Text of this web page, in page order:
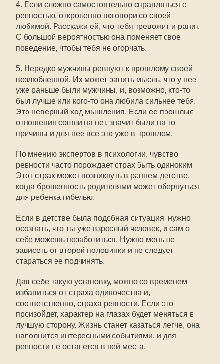
4. Если сложно самостоятельно справляться с
ревностью, откровенно поговори со своей
любимой. Расскажи ей, что тебя тревожит и ранит.
С большой вероятностью она поменяет свое
поведение, чтобы тебя не огорчать.
5. Нередко мужчины ревнуют к прошлому своей
возлюбленной. Их может ранить мысль, что у нее
уже раньше были мужчины, и, возможно, кто-то
был лучше или кого-то она любила сильнее тебя.
Это неверный ход мышления. Если ее прошлые
отношения сошли на нет, значит были на то
причины и для нее все это уже в прошлом.
По мнению экспертов в психологии, чувство
ревности часто порождает страх быть одиноким.
Этот страх может возникнуть в раннем детстве,
когда брошенность родителями может обернуться
для ребенка гибелью.
Если в детстве была подобная ситуация, нужно
осознать, что ты уже взрослый человек, и сам о
себе можешь позаботиться. Нужно меньше
зависеть от второй половинки и не следует
стараться ее подчинять.
Дав себе такую установку, можно со временем
избавиться от страха одиночества и,
соответственно, страха ревности. Если это
произойдет, характер на глазах будет меняться в
лучшую сторону. Жизнь станет казаться легче, она
наполнится интересными событиями, и для
ревности не останется в ней места.